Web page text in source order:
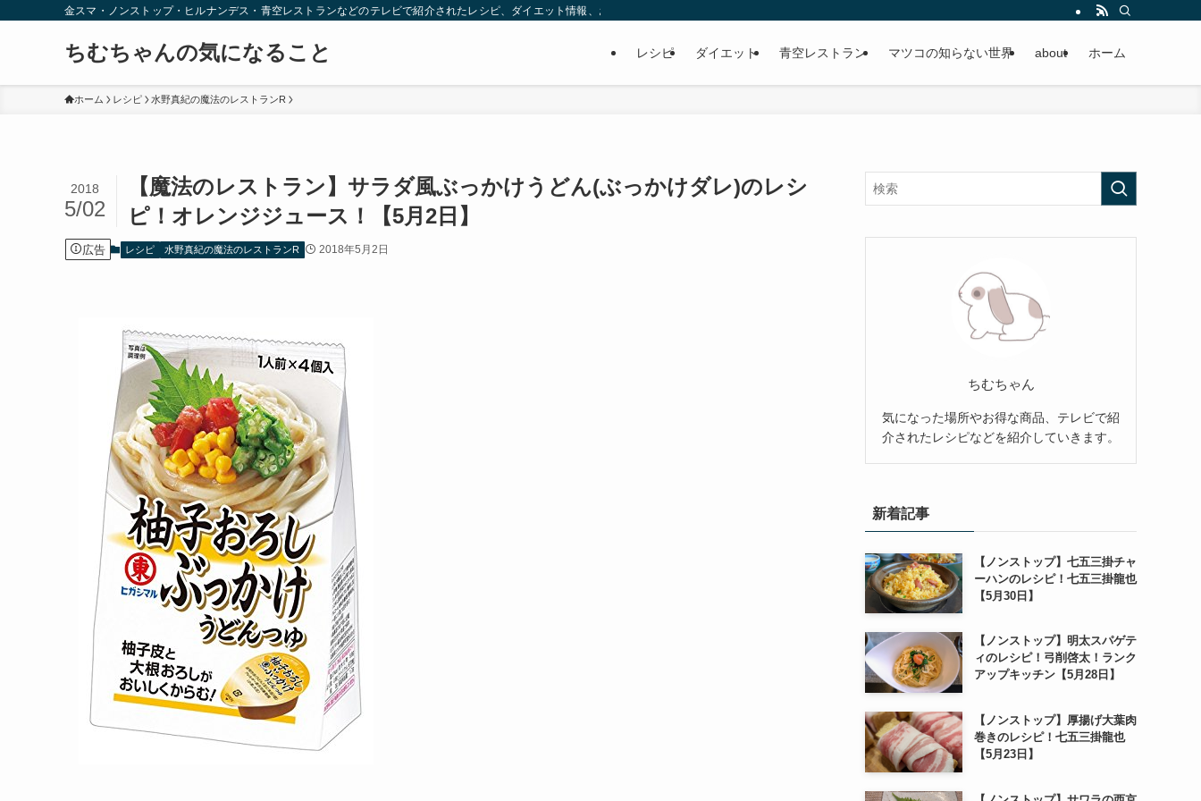
金スマ・ノンストップ・ヒルナンデス・青空レストランなどのテレビで紹介されたレシピ、ダイエット情報、お取り寄せなどを紹介します。
ちむちゃんの気になること レシピ ダイエット 青空レストラン マツコの知らない世界 about ホーム
ホーム レシピ 水野真紀の魔法のレストランR
【魔法のレストラン】サラダ風ぶっかけうどん(ぶっかけダレ)のレシ
ピ！オレンジジュース！【5月2日】
2018
5/02
広告 レシピ 水野真紀の魔法のレストランR 2018年5月2日
ちむちゃん
気になった場所やお得な商品、テレビで紹
介されたレシピなどを紹介していきます。
新着記事
【ノンストップ】七五三掛チャ
ーハンのレシピ！七五三掛龍也
【5月30日】
【ノンストップ】明太スパゲテ
ィのレシピ！弓削啓太！ランク
アップキッチン【5月28日】
【ノンストップ】厚揚げ大葉肉
巻きのレシピ！七五三掛龍也
【5月23日】